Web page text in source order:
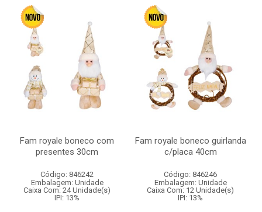
Fam royale boneco com
presentes 30cm
Código: 846242
Embalagem: Unidade
Caixa Com: 24 Unidade(s)
IPI: 13%
Fam royale boneco guirlanda
c/placa 40cm
Código: 846246
Embalagem: Unidade
Caixa Com: 12 Unidade(s)
IPI: 13%